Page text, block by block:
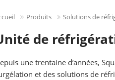
Produits Solutions de
de
une trentaine d’années,
et des solutions de